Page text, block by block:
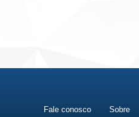
Fale conosco Sobre